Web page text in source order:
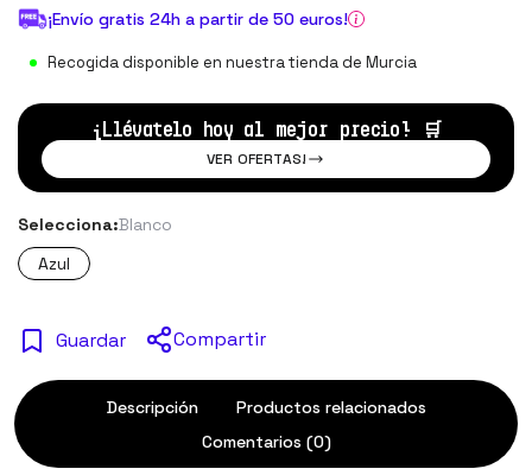
¡Envío gratis 24h a partir de 50 euros!
Recogida disponible en nuestra tienda de Murcia
¡Llévatelo hoy al mejor precio! 🛒
VER OFERTAS!
Selecciona:Blanco
Azul
Guardar Compartir
Descripción
Productos relacionados
Comentarios (0)